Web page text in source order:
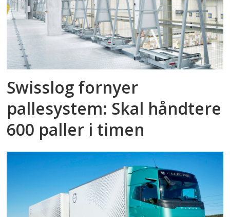
Swisslog fornyer
pallesystem: Skal håndtere
600 paller i timen